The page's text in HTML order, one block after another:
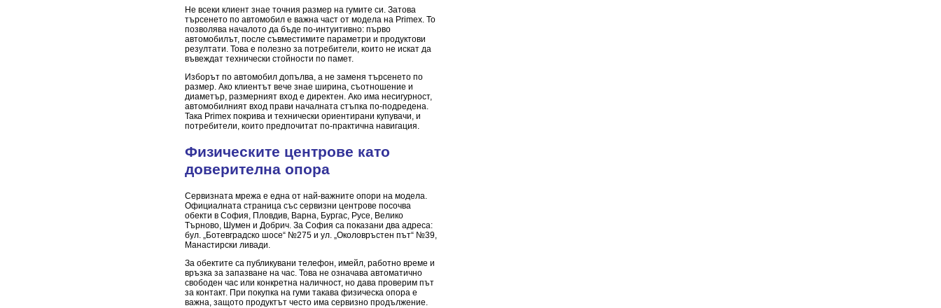
Не всеки клиент знае точния размер на гумите си. Затова
търсенето по автомобил е важна част от модела на Primex. То
позволява началото да бъде по-интуитивно: първо
автомобилът, после съвместимите параметри и продуктови
резултати. Това е полезно за потребители, които не искат да
въвеждат технически стойности по памет.
Изборът по автомобил допълва, а не заменя търсенето по
размер. Ако клиентът вече знае ширина, съотношение и
диаметър, размерният вход е директен. Ако има несигурност,
автомобилният вход прави началната стъпка по-подредена.
Така Primex покрива и технически ориентирани купувачи, и
потребители, които предпочитат по-практична навигация.
Физическите центрове като
доверителна опора
Сервизната мрежа е една от най-важните опори на модела.
Официалната страница със сервизни центрове посочва
обекти в София, Пловдив, Варна, Бургас, Русе, Велико
Търново, Шумен и Добрич. За София са показани два адреса:
бул. „Ботевградско шосе“ №275 и ул. „Околовръстен път“ №39,
Манастирски ливади.
За обектите са публикувани телефон, имейл, работно време и
връзка за запазване на час. Това не означава автоматично
свободен час или конкретна наличност, но дава проверим път
за контакт. При покупка на гуми такава физическа опора е
важна, защото продуктът често има сервизно продължение.